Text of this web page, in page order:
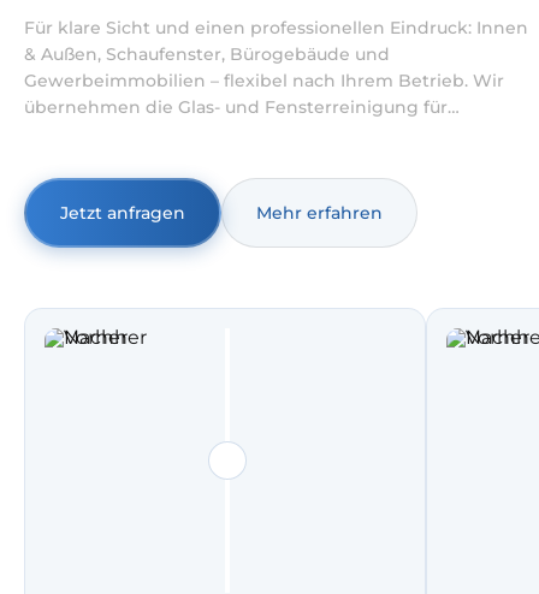
Für klare Sicht und einen professionellen Eindruck: Innen
& Außen, Schaufenster, Bürogebäude und
Gewerbeimmobilien – flexibel nach Ihrem Betrieb. Wir
übernehmen die Glas- und Fensterreinigung für
Lagen. Wir arbeiten abgestimmt auf Öffnungszeiten und
Betriebsabläufe, damit Teams, Kundenverkehr und
Abläufe möglichst ungestört bleiben.
Jetzt anfragen Mehr erfahren